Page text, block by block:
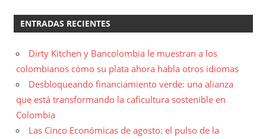
ENTRADAS RECIENTES
Dirty Kitchen y Bancolombia le muestran a los
colombianos cómo su plata ahora habla otros idiomas
Desbloqueando financiamiento verde: una alianza
que está transformando la caficultura sostenible en
Colombia
Las Cinco Económicas de agosto: el pulso de la